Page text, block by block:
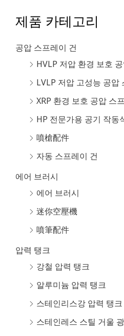
제품 카테고리
공압 스프레이 건
HVLP 저압 환경 보호
LVLP 저압 고성능 공압
XRP 환경 보호 공압 스
HP 전문가용 공기 작동
噴槍配件
자동 스프레이 건
에어 브러시
에어 브러시
迷你空壓機
噴筆配件
압력 탱크
강철 압력 탱크
알루미늄 압력 탱크
스테인리스강 압력 탱크
스테인레스 스틸 거울